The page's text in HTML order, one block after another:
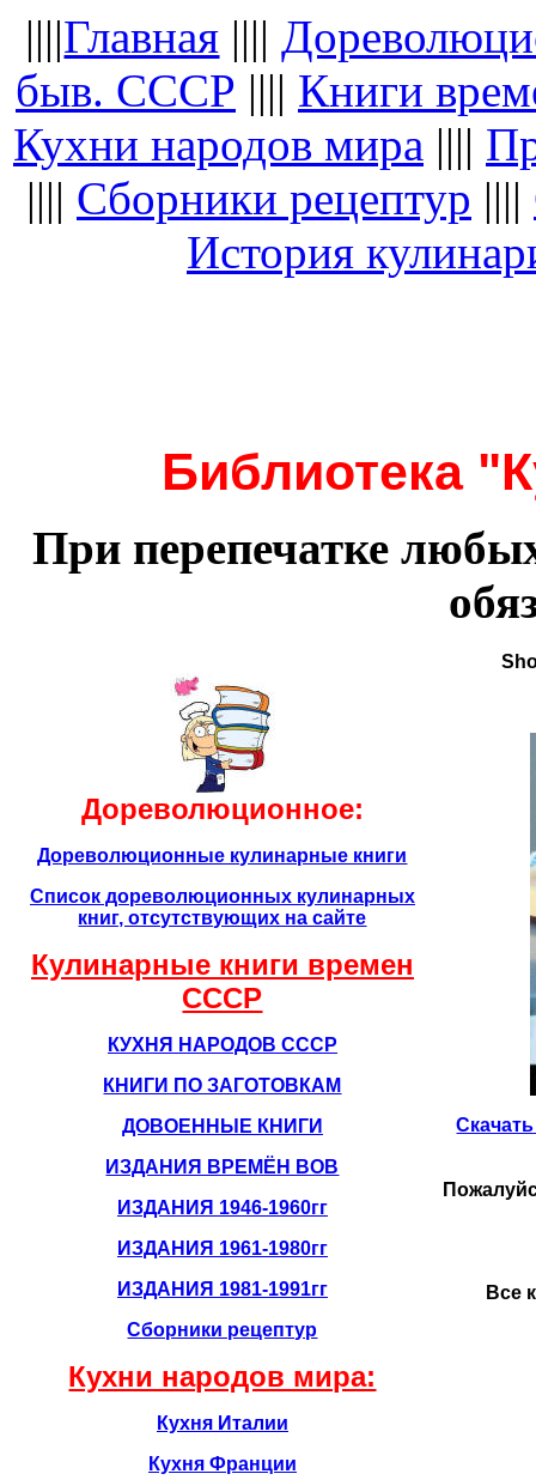
||||Главная ||||
быв. СССР |||| Книги
Кухни народов мира ||||
|||| Сборники рецептур ||||
История
Библиотека
При перепечатке
Дореволюционное:
Дореволюционные кулинарные книги
Список дореволюционных кулинарных
книг, отсутствующих на сайте
Кулинарные книги времен
CCCР
КУХНЯ НАРОДОВ СССР
КНИГИ ПО ЗАГОТОВКАМ
ДОВОЕННЫЕ КНИГИ
ИЗДАНИЯ ВРЕМЁН ВОВ
ИЗДАНИЯ 1946-1960гг
ИЗДАНИЯ 1961-1980гг
ИЗДАНИЯ 1981-1991гг
Сборники рецептур
Кухни народов мира:
Кухня Италии
Кухня Франции
Все